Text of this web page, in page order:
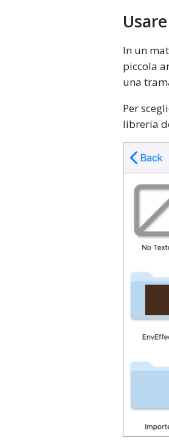
In un
piccola
una
Per
libreria